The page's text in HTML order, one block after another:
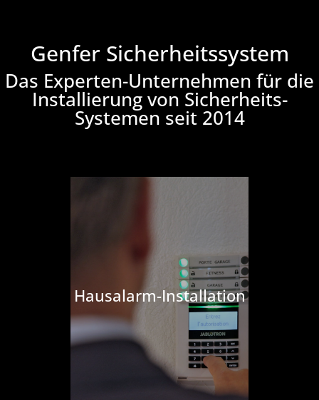
Genfer Sicherheitssystem
Das Experten-Unternehmen für die
Installierung von Sicherheits-
Systemen seit 2014
Hausalarm-Installation